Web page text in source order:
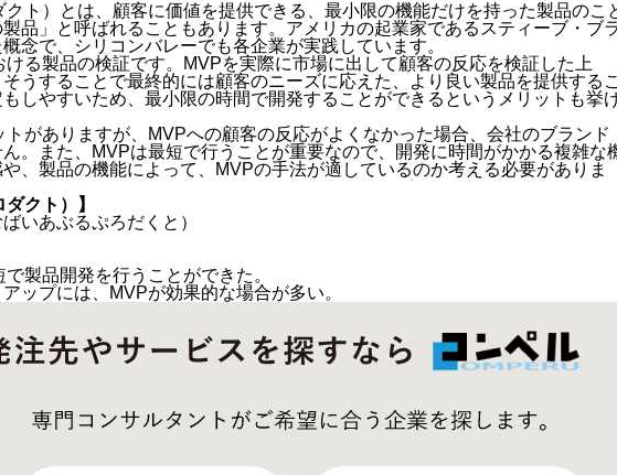
ト）とは、顧客に価値を提供できる、最小限の機能だけを持った製品のこ
品」と呼ばれることもあります。アメリカの起業家であるスティーブ・ブ
念で、シリコンバレーでも各企業が実践しています。
る製品の検証です。MVPを実際に市場に出して顧客の反応を検証した上
うすることで最終的には顧客のニーズに応えた、より良い製品を提供するこ
しやすいため、最小限の時間で開発することができるというメリットも挙
がありますが、MVPへの顧客の反応がよくなかった場合、会社のブランド
。また、MVPは最短で行うことが重要なので、開発に時間がかかる複雑な
、製品の機能によって、MVPの手法が適しているのか考える必要がありま
クト）
】
いあぶるぷろだくと）
製品開発を行うことができた。
ップには、MVPが効果的な場合が多い。